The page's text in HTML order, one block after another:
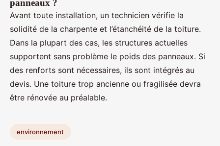
panneaux ?
Avant toute installation, un technicien vérifie la
solidité de la charpente et l’étanchéité de la toiture.
Dans la plupart des cas, les structures actuelles
supportent sans problème le poids des panneaux. Si
des renforts sont nécessaires, ils sont intégrés au
devis. Une toiture trop ancienne ou fragilisée devra
être rénovée au préalable.
environnement